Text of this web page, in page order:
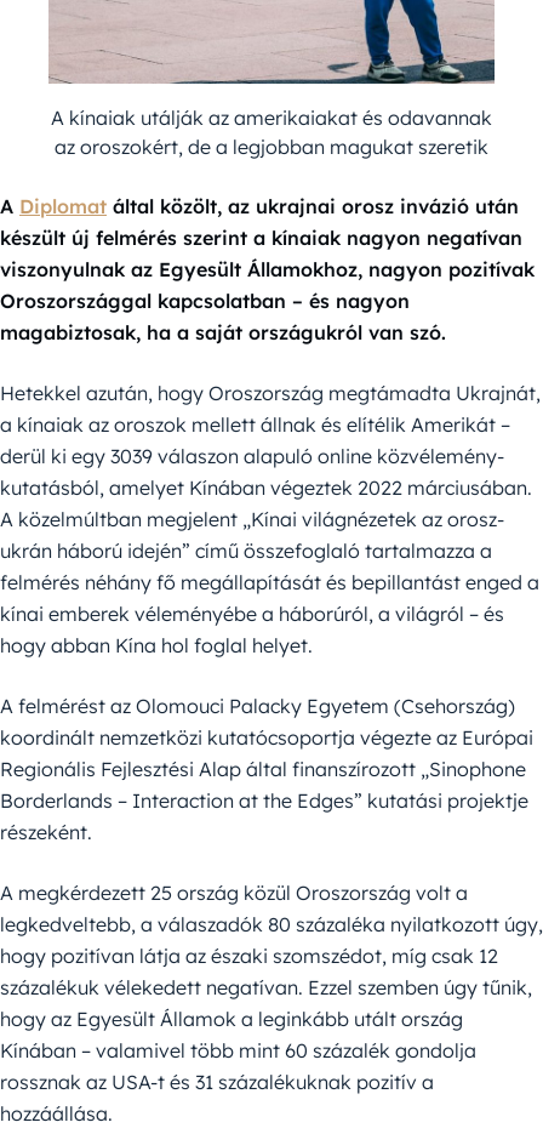
A kínaiak utálják az amerikaiakat és odavannak
az oroszokért, de a legjobban magukat szeretik
A Diplomat által közölt, az ukrajnai orosz invázió után
készült új felmérés szerint a kínaiak nagyon negatívan
viszonyulnak az Egyesült Államokhoz, nagyon pozitívak
Oroszországgal kapcsolatban – és nagyon
magabiztosak, ha a saját országukról van szó.
Hetekkel azután, hogy Oroszország megtámadta Ukrajnát,
a kínaiak az oroszok mellett állnak és elítélik Amerikát –
derül ki egy 3039 válaszon alapuló online közvélemény-
kutatásból, amelyet Kínában végeztek 2022 márciusában.
A közelmúltban megjelent „Kínai világnézetek az orosz-
ukrán háború idején” című összefoglaló tartalmazza a
felmérés néhány fő megállapítását és bepillantást enged a
kínai emberek véleményébe a háborúról, a világról – és
hogy abban Kína hol foglal helyet.
A felmérést az Olomouci Palacky Egyetem (Csehország)
koordinált nemzetközi kutatócsoportja végezte az Európai
Regionális Fejlesztési Alap által finanszírozott „Sinophone
Borderlands – Interaction at the Edges” kutatási projektje
részeként.
A megkérdezett 25 ország közül Oroszország volt a
legkedveltebb, a válaszadók 80 százaléka nyilatkozott úgy,
hogy pozitívan látja az északi szomszédot, míg csak 12
százalékuk vélekedett negatívan. Ezzel szemben úgy tűnik,
hogy az Egyesült Államok a leginkább utált ország
Kínában – valamivel több mint 60 százalék gondolja
rossznak az USA-t és 31 százalékuknak pozitív a
hozzáállása.